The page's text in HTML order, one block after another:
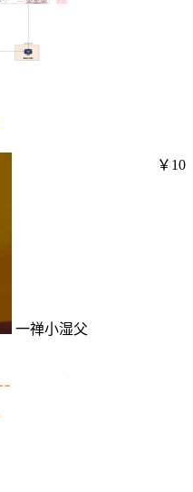
一禅小湿父
￥10